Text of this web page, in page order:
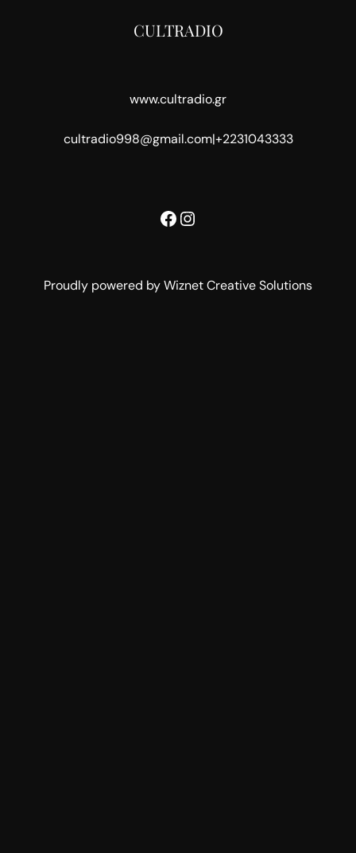
CULTRADIO
www.cultradio.gr
cultradio998@gmail.com|+2231043333
Facebook
Instagram
Proudly powered by Wiznet Creative Solutions